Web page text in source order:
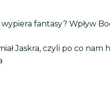
wypiera fantasy? Wpływ
Jaskra, czyli po co nam